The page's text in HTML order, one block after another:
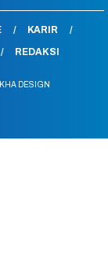
KARIR
REDAKSI
DESIGN